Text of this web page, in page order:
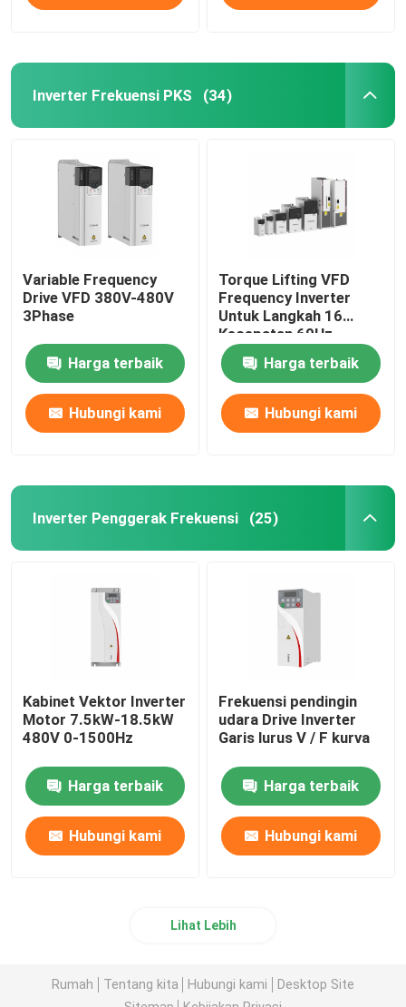
Inverter Frekuensi PKS (34)
Variable Frequency
Drive VFD 380V-480V
3Phase
Harga terbaik
Hubungi kami
Torque Lifting VFD
Frequency Inverter
Untuk Langkah 16
Kecepatan 60Hz
Harga terbaik
Hubungi kami
Inverter Penggerak Frekuensi (25)
Kabinet Vektor Inverter
Motor 7.5kW-18.5kW
480V 0-1500Hz
Harga terbaik
Hubungi kami
Frekuensi pendingin
udara Drive Inverter
Garis lurus V / F kurva
Harga terbaik
Hubungi kami
Lihat Lebih
Rumah Tentang kita Hubungi kami
Desktop Site